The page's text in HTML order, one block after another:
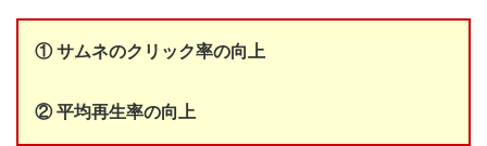
① サムネのクリック率の向上
② 平均再生率の向上